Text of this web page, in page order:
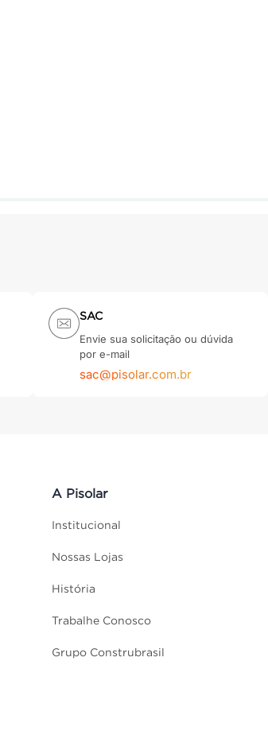
SAC
Envie sua solicitação ou dúvida
por e-mail
sac@pisolar.com.br
A Pisolar
Institucional
Nossas Lojas
História
Trabalhe Conosco
Grupo Construbrasil